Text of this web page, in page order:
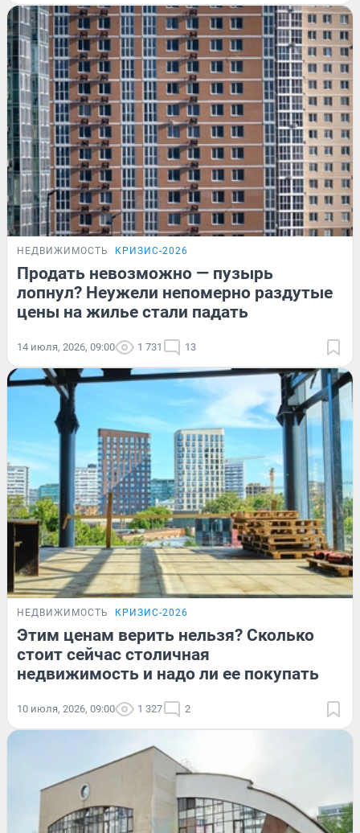
НЕДВИЖИМОСТЬ КРИЗИС-2026
Продать невозможно — пузырь
лопнул? Неужели непомерно раздутые
цены на жилье стали падать
14 июля, 2026, 09:00 1 731 13
НЕДВИЖИМОСТЬ КРИЗИС-2026
Этим ценам верить нельзя? Сколько
стоит сейчас столичная
недвижимость и надо ли ее покупать
10 июля, 2026, 09:00 1 327 2